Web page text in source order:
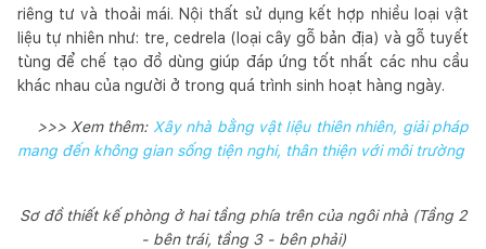
riêng tư và thoải mái. Nội thất sử dụng kết hợp nhiều loại vật
liệu tự nhiên như: tre, cedrela (loại cây gỗ bản địa) và gỗ tuyết
tùng để chế tạo đồ dùng giúp đáp ứng tốt nhất các nhu cầu
khác nhau của người ở trong quá trình sinh hoạt hàng ngày.
>>> Xem thêm: Xây nhà bằng vật liệu thiên nhiên, giải pháp
mang đến không gian sống tiện nghi, thân thiện với môi trường
Sơ đồ thiết kế phòng ở hai tầng phía trên của ngôi nhà (Tầng 2
- bên trái, tầng 3 - bên phải)